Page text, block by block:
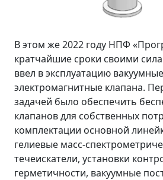
В этом же 2022 году НПФ
кратчайшие сроки своими
ввел в эксплуатацию вакуумные
электромагнитные клапана.
задачей было обеспечить
клапанов для собственных
комплектации основной
гелиевые масс-
течеискатели, установки
герметичности, вакуумные